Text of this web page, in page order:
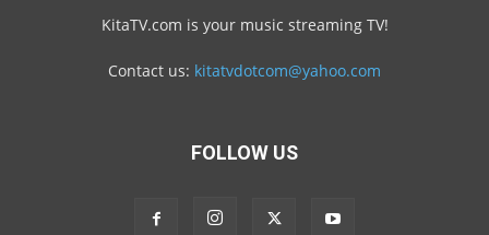
KitaTV.com is your music streaming TV!
Contact us: kitatvdotcom@yahoo.com
FOLLOW US